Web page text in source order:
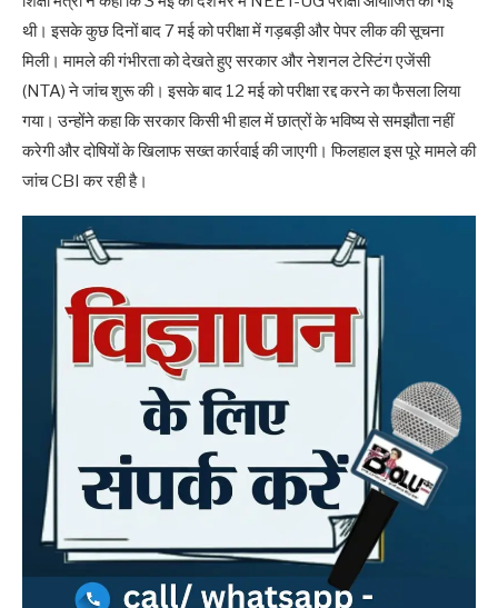
थी। इसके कुछ दिनों बाद 7 मई को परीक्षा में गड़बड़ी और पेपर लीक की सूचना
मिली। मामले की गंभीरता को देखते हुए सरकार और नेशनल टेस्टिंग एजेंसी
(NTA) ने जांच शुरू की। इसके बाद 12 मई को परीक्षा रद्द करने का फैसला लिया
गया। उन्होंने कहा कि सरकार किसी भी हाल में छात्रों के भविष्य से समझौता नहीं
करेगी और दोषियों के खिलाफ सख्त कार्रवाई की जाएगी। फिलहाल इस पूरे मामले की
जांच CBI कर रही है।